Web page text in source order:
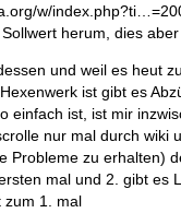
w/
herum, dies
und weil es heut
ist gibt es
einfach ist, ist mir
nur mal durch wiki
Probleme zu erhalten)
mal und 2. gibt es
zum 1. mal